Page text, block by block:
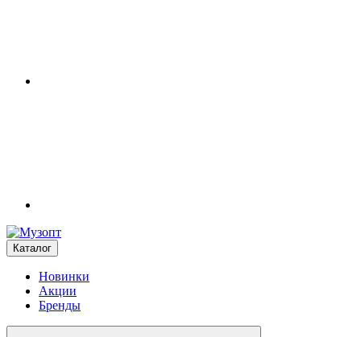
Каталог
Новинки
Акции
Бренды